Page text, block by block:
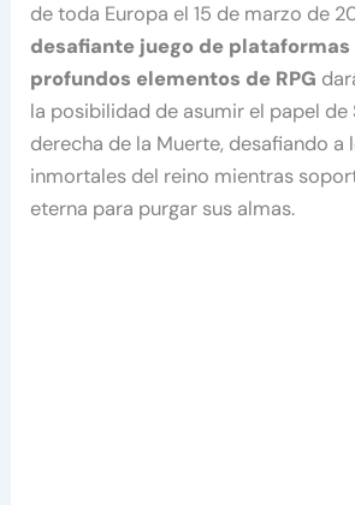
de toda Europa el 15 de marzo de
desafiante juego de plataformas
profundos elementos de RPG
la posibilidad de asumir el papel de
derecha de la Muerte, desafiando a
inmortales del reino mientras
eterna para purgar sus almas.